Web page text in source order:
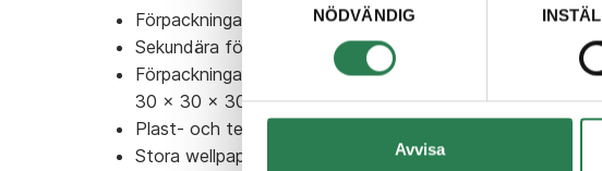
NÖDVÄNDIG
Avvisa
Förpackningar av glas
Sekundära förpackningar
Förpackningar större än
30 x 30 x 30 cm
Plast- och textilsäckar
Stora wellpappskartonger